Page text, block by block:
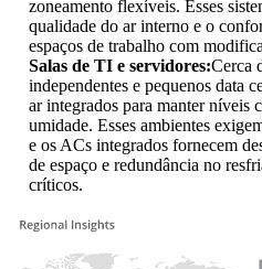
zoneamento flexíveis. Esses
qualidade do ar interno e o
espaços de trabalho com
Salas de TI e servidores:Cerca
independentes e pequenos data
ar integrados para manter níveis
umidade. Esses ambientes
e os ACs integrados fornecem
de espaço e redundância no
críticos.